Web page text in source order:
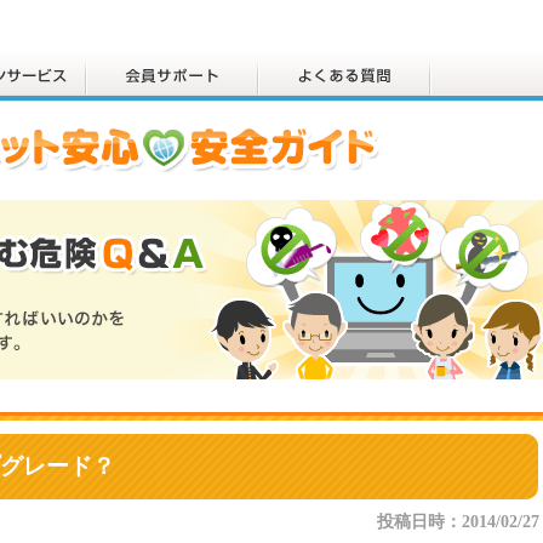
レード？
投稿日時：2014/02/27